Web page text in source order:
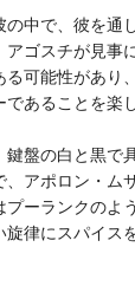
中で、彼を
ゴスチが見
可能性があ
あることを楽
盤の白と黒
アポロン・
ーランクの
律にスパイ